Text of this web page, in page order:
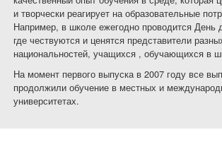
и творчески реагирует на образовательные
Например, в школе ежегодно проводится День
где чествуются и ценятся представители
национальностей, учащихся , обучающихся в
На момент первого выпуска в 2007 году все
продолжили обучение в местных и
университетах.